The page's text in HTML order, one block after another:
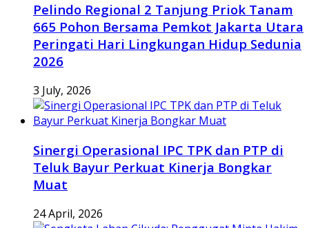
Pelindo Regional 2 Tanjung Priok Tanam
665 Pohon Bersama Pemkot Jakarta Utara
Peringati Hari Lingkungan Hidup Sedunia
2026
3 July, 2026
Sinergi Operasional IPC TPK dan PTP di
Teluk Bayur Perkuat Kinerja Bongkar
Muat
24 April, 2026